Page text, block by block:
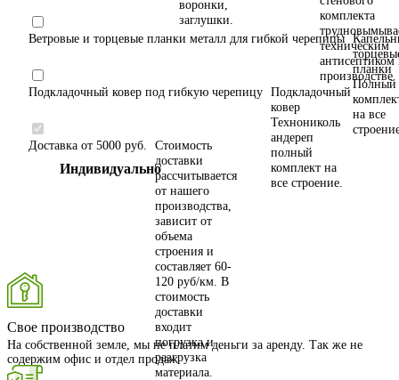
воронки,
заглушки.
комплекта
техническим
антисептиком
производстве
Ветровые и торцевые планки металл для гибкой черепицы
планки
Полный
на все
Подкладочный ковер под гибкую черепицу Подкладочный
ковер
Технониколь
андереп
полный
комплект на
все строение.
Доставка от 5000 руб.
Стоимость
доставки
рассчитывается
от нашего
производства,
зависит от
объема
строения и
составляет 60-
120 руб/км. В
стоимость
доставки
входит
погрузка и
разгрузка
материала.
Индивидуально
Свое производство
На собственной земле, мы не платим деньги за аренду. Так же не
содержим офис и отдел продаж